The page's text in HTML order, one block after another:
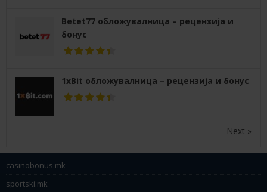
Betet77 обложувалница – рецензија и
бонус
1xBit обложувалница – рецензија и бонус
Next »
casinobonus.mk
sportski.mk